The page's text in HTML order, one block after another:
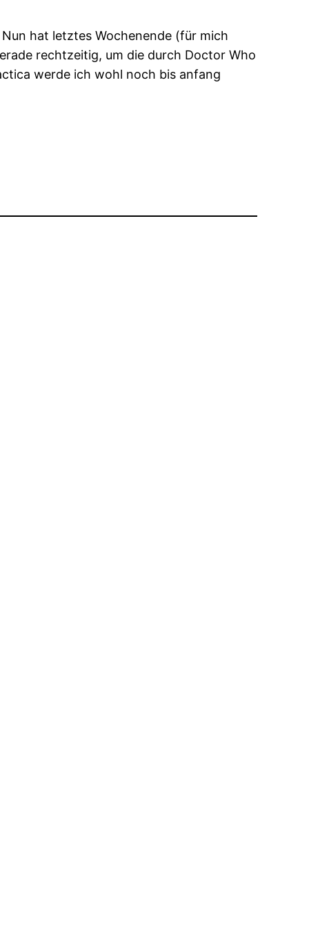
hat letztes Wochenende (für mich
rechtzeitig, um die durch Doctor Who
werde ich wohl noch bis anfang